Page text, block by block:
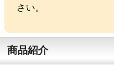
さい。
商品紹介